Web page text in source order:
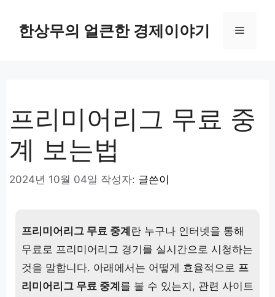
한상무의 얼큰한 경제이야기 메
프리미어리그 무료 중
계 보는법
2024년 10월 04일 작성자: 글쓴이
프리미어리그 무료 중계 란 누구나 인터넷을 통해
무료로 프리미어리그 경기를 실시간으로 시청하는
것을 말합니다. 아래에서는 어떻게 효율적으로 프
리미어리그 무료 중계를 볼 수 있는지, 관련 사이트